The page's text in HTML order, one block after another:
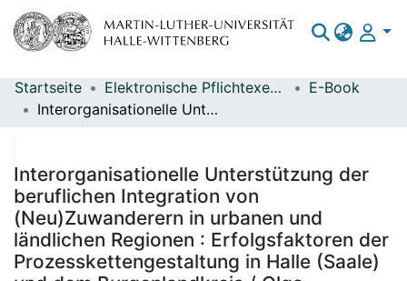
Bereiche & Sammlungen
Statistiken
Startseite Elektronische Pflichtexemplare
E-Book
Interorganisationelle Unterstützung der beruflichen Integration von (Neu)Zuwanderern in urbanen und ländlichen Regionen : Erfolgsfaktoren der Prozesskettengestaltung in Halle (Saale) und dem Burgenlandkreis / Olga Goldenberg; Reinhold Sackmann
Interorganisationelle Unterstützung der
beruflichen Integration von
(Neu)Zuwanderern in urbanen und
ländlichen Regionen : Erfolgsfaktoren der
Prozesskettengestaltung in Halle (Saale)